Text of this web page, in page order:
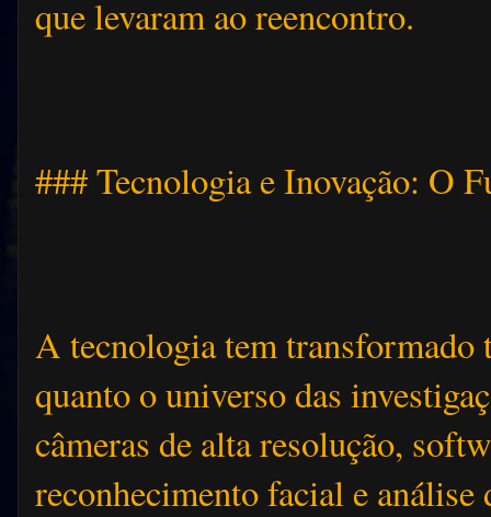
que levaram ao reencontro.
### Tecnologia e Inovação: O
A tecnologia tem
quanto o universo das
câmeras de alta resolução,
reconhecimento facial e análise